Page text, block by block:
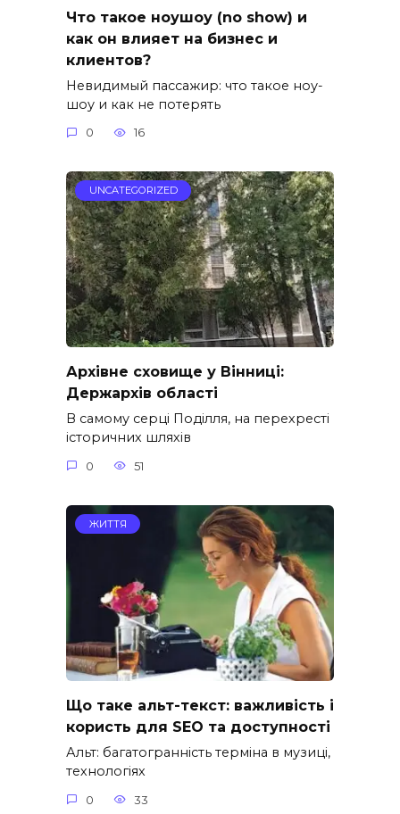
Что такое ноушоу (no show) и
как он влияет на бизнес и
клиентов?
Невидимый пассажир: что такое ноу-
шоу и как не потерять
0 16
UNCATEGORIZED
Архівне сховище у Вінниці:
Держархів області
В самому серці Поділля, на перехресті
історичних шляхів
0 51
ЖИТТЯ
Що таке альт-текст: важливість і
користь для SEO та доступності
Альт: багатогранність терміна в музиці,
технологіях
0 33